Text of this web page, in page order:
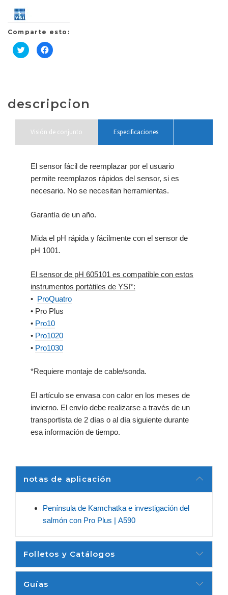
Comparte esto:
Haz
clic
una
ventana
Haz
clic
una
ventana
descripcion
Visión de conjunto Especificaciones
El sensor fácil de reemplazar por el usuario
permite reemplazos rápidos del sensor, si es
necesario. No se necesitan herramientas.
Garantía de un año.
Mida el pH rápida y fácilmente con el sensor de
pH 1001.
El sensor de pH 605101 es compatible con estos
instrumentos portátiles de YSI*:
• ProQuatro
• Pro Plus
• Pro10
• Pro1020
• Pro1030
*Requiere montaje de cable/sonda.
El artículo se envasa con calor en los meses de
invierno. El envío debe realizarse a través de un
transportista de 2 días o al día siguiente durante
esa información de tiempo.
notas de aplicación
Península de Kamchatka e investigación del
salmón con Pro Plus | A590
Folletos y Catálogos
Guías